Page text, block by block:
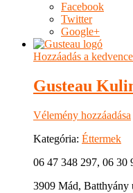
Facebook
Twitter
Google+
Hozzáadás a
Gusteau
Vélemény hozzáadása
Kategória: Éttermek
06 47 348 297, 06 30
3909 Mád, Batthyány